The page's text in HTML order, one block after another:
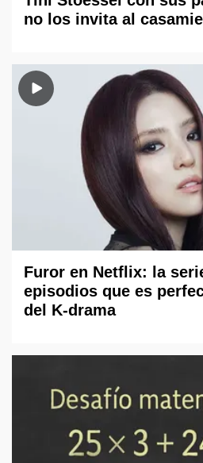
no los invita al
Furor en Netflix: la
episodios que es
del K-drama